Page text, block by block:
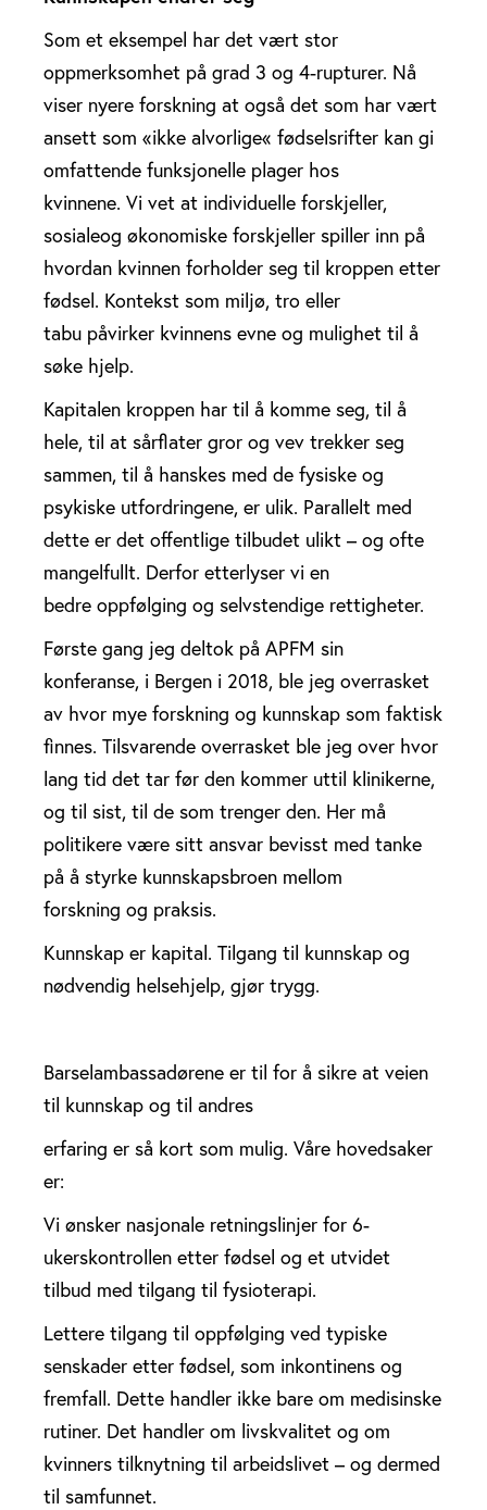
Som et eksempel har det vært stor
oppmerksomhet på grad 3 og 4-rupturer. Nå
viser nyere forskning at også det som har vært
ansett som «ikke alvorlige« fødselsrifter kan gi
omfattende funksjonelle plager hos
kvinnene. Vi vet at individuelle forskjeller,
sosialeog økonomiske forskjeller spiller inn på
hvordan kvinnen forholder seg til kroppen etter
fødsel. Kontekst som miljø, tro eller
tabu påvirker kvinnens evne og mulighet til å
søke hjelp.
Kapitalen kroppen har til å komme seg, til å
hele, til at sårflater gror og vev trekker seg
sammen, til å hanskes med de fysiske og
psykiske utfordringene, er ulik. Parallelt med
dette er det offentlige tilbudet ulikt – og ofte
mangelfullt. Derfor etterlyser vi en
bedre oppfølging og selvstendige rettigheter.
Første gang jeg deltok på APFM sin
konferanse, i Bergen i 2018, ble jeg overrasket
av hvor mye forskning og kunnskap som faktisk
finnes. Tilsvarende overrasket ble jeg over hvor
lang tid det tar før den kommer uttil klinikerne,
og til sist, til de som trenger den. Her må
politikere være sitt ansvar bevisst med tanke
på å styrke kunnskapsbroen mellom
forskning og praksis.
Kunnskap er kapital. Tilgang til kunnskap og
nødvendig helsehjelp, gjør trygg.
Barselambassadørene er til for å sikre at veien
til kunnskap og til andres
erfaring er så kort som mulig. Våre hovedsaker
er:
Vi ønsker nasjonale retningslinjer for 6-
ukerskontrollen etter fødsel og et utvidet
tilbud med tilgang til fysioterapi.
Lettere tilgang til oppfølging ved typiske
senskader etter fødsel, som inkontinens og
fremfall. Dette handler ikke bare om medisinske
rutiner. Det handler om livskvalitet og om
kvinners tilknytning til arbeidslivet – og dermed
til samfunnet.